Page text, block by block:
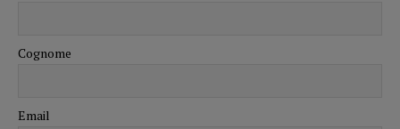
Cognome
Email